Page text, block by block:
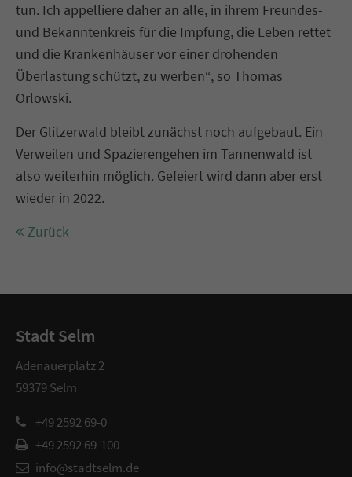
tun. Ich appelliere daher an alle, in ihrem Freundes-
und Bekanntenkreis für die Impfung, die Leben rettet
und die Krankenhäuser vor einer drohenden
Überlastung schützt, zu werben“, so Thomas
Orlowski.
Der Glitzerwald bleibt zunächst noch aufgebaut. Ein
Verweilen und Spazierengehen im Tannenwald ist
also weiterhin möglich. Gefeiert wird dann aber erst
wieder in 2022.
Zurück
Stadt Selm
Adenauerplatz 2
59379 Selm
+49 2592 69-0
+49 2592 69-100
info@stadtselm.de